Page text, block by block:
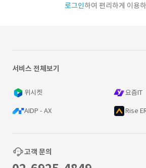
로그인하여 편리하게 이용
서비스 전체보기
위시켓 요즘IT
AIDP - AX Rise
고객 문의